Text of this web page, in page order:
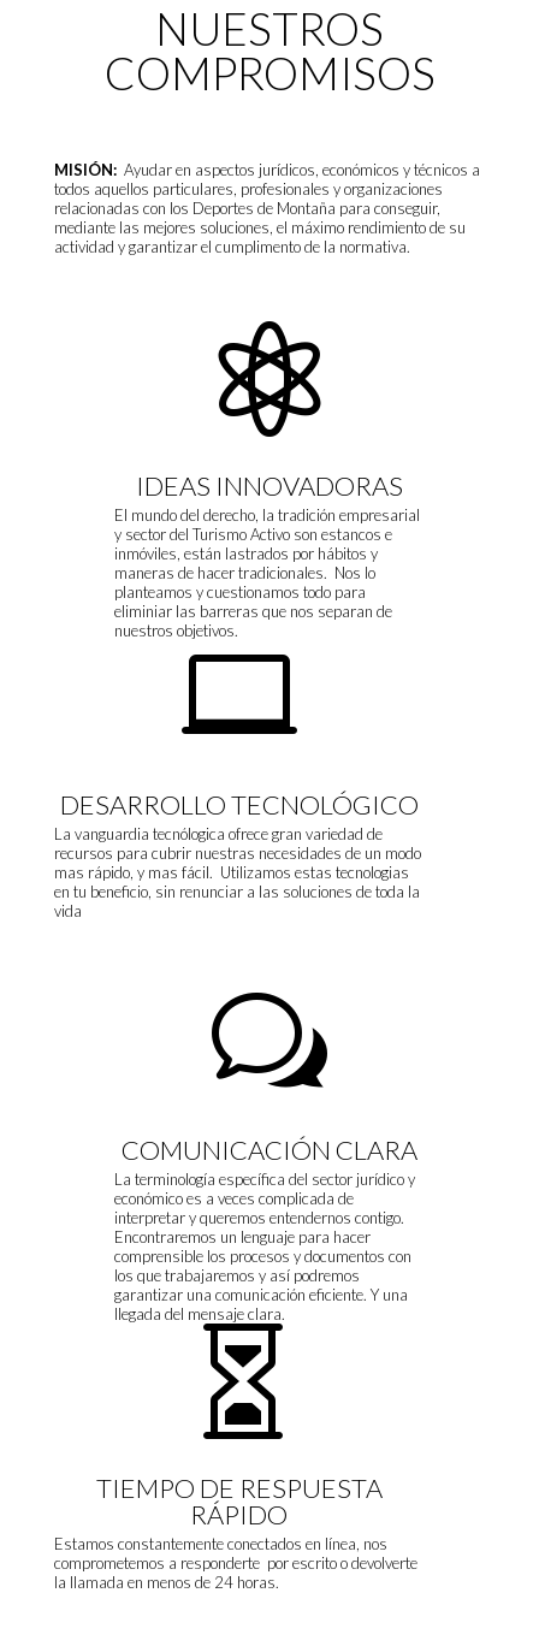
NUESTROS
COMPROMISOS
MISIÓN:Ayudar en aspectos jurídicos, económicos y técnicos a
todos aquellos particulares, profesionales y organizaciones
relacionadas con los Deportes de Montaña para conseguir,
mediante las mejores soluciones, el máximo rendimiento de su
actividad y garantizar el cumplimento de la normativa.

IDEAS INNOVADORAS
El mundo del derecho, la tradición empresarial
y sector del Turismo Activo son estancos e
inmóviles, están lastrados por hábitos y
maneras de hacer tradicionales. Nos lo
planteamos y cuestionamos todo para
eliminiar las barreras que nos separan de
nuestros objetivos.

DESARROLLO TECNOLÓGICO
La vanguardia tecnólogica ofrece gran variedad de
recursos para cubrir nuestras necesidades de un modo
mas rápido, y mas fácil. Utilizamos estas tecnologias
en tu beneficio, sin renunciar a las soluciones de toda la
vida
w
COMUNICACIÓN CLARA
La terminología específica del sector jurídico y
económico es a veces complicada de
interpretar y queremos entendernos contigo.
Encontraremos un lenguaje para hacer
comprensible los procesos y documentos con
los que trabajaremos y así podremos
garantizar una comunicación eficiente. Y una
llegada del mensaje clara.

TIEMPO DE RESPUESTA
RÁPIDO
Estamos constantemente conectados en línea, nos
comprometemos a responderte por escrito o devolverte
la llamada en menos de 24 horas.